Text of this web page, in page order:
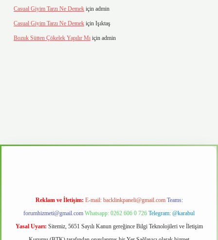
Casual Giyim Tarzı Ne Demek için admin
Casual Giyim Tarzı Ne Demek için Işıktaş
Bozuk Sütten Çökelek Yapılır Mı için admin
Reklam ve İletişim: E-mail: backlinkpaneli@gmail.com Teams:
forumhizmeti@gmail.com Whatsapp: 0262 606 0 726 Telegram: @karabul
Yasal Uyarı: Sitemiz, 5651 Sayılı Kanun gereğince Bilgi Teknolojileri ve İletişim